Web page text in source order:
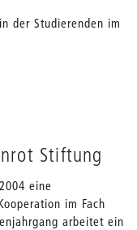
der Studierenden im
Stiftung
eine
im Fach
arbeitet ein